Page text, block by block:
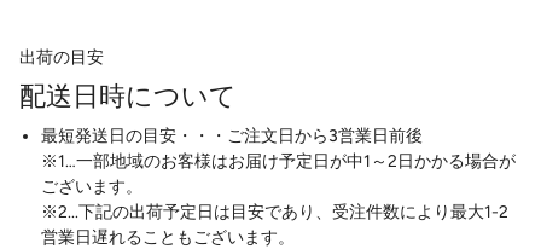
出荷の目安
配送日時について
最短発送日の目安・・・ご注文日から3営業日前後
※1…一部地域のお客様はお届け予定日が中1～2日かかる場合が
ございます。
※2...下記の出荷予定日は目安であり、受注件数により最大1-2
営業日遅れることもございます。